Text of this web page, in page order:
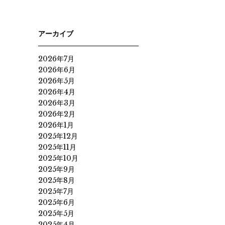
アーカイブ
2026年7月
2026年6月
2026年5月
2026年4月
2026年3月
2026年2月
2026年1月
2025年12月
2025年11月
2025年10月
2025年9月
2025年8月
2025年7月
2025年6月
2025年5月